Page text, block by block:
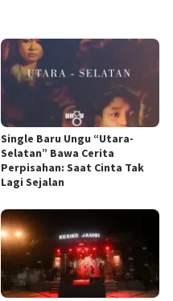
Single Baru Ungu “Utara-
Selatan” Bawa Cerita
Perpisahan: Saat Cinta Tak
Lagi Sejalan